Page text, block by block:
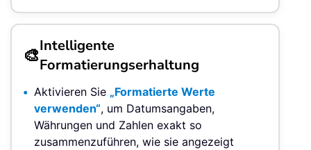
🎨Intelligente
Formatierungserhaltung
Aktivieren Sie „Formatierte Werte
verwenden“, um Datumsangaben,
Währungen und Zahlen exakt so
zusammenzuführen, wie sie angezeigt